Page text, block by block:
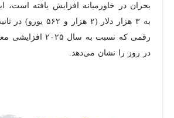
بحران در خاورمیانه افزایش یافته است،
به ۳ هزار دلار (۲ هزار
در روز را نشان می‌دهد.